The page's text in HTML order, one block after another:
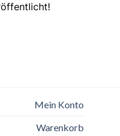
Mein Konto
Warenkorb